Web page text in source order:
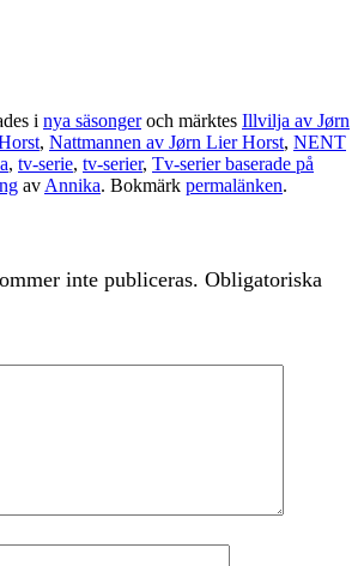
i nya säsongeroch märktes Illvilja av Jørn
, Nattmannen av Jørn Lier Horst, NENT
, tv-serie, tv-serier, Tv-serier baserade på
av Annika. Bokmärk permalänken.
inte publiceras. Obligatoriska